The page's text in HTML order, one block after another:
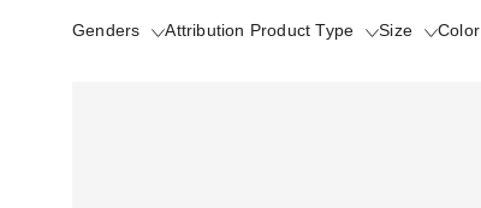
Genders Attribution Product Type Size Color